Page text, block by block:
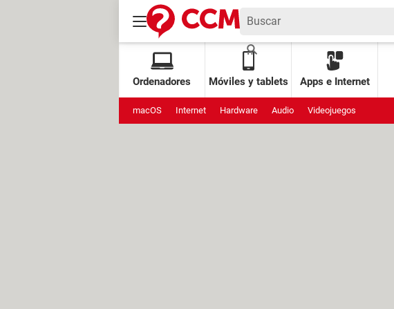
Ordenadores Móviles y tablets Apps e Internet
macOS Internet Hardware Audio Videojuegos